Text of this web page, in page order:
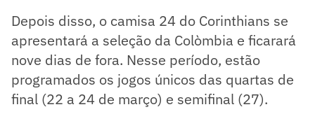
Depois disso, o camisa 24 do Corinthians se
apresentará a seleção da Colòmbia e ficarará
nove dias de fora. Nesse período, estão
programados os jogos únicos das quartas de
final (22 a 24 de março) e semifinal (27).